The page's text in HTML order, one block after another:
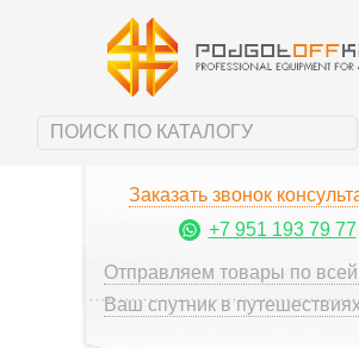
Заказать звонок
+7 951 193 79 77
Отправляем товары по
Ваш спутник в